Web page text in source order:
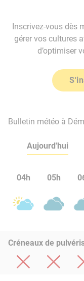
Inscrivez-vous dès
gérer vos cultures
d’optimiser
Bulletin météo à
Aujourd'hui
04h 05h
Créneaux de